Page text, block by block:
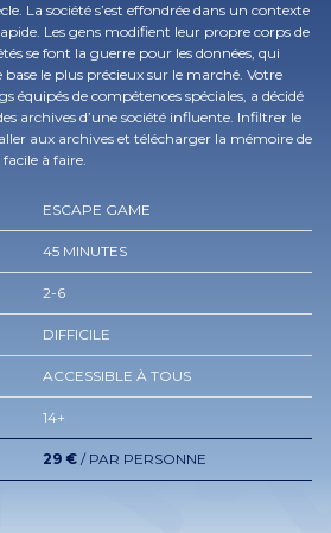
La société s’est effondrée dans un contexte
Les gens modifient leur propre corps de
se font la guerre pour les données, qui
le plus précieux sur le marché. Votre
équipés de compétences spéciales, a décidé
archives d’une société influente. Infiltrer le
aux archives et télécharger la mémoire de
à faire.
ESCAPE GAME
45 MINUTES
2-6
DIFFICILE
ACCESSIBLE À TOUS
14+
29 € / PAR PERSONNE